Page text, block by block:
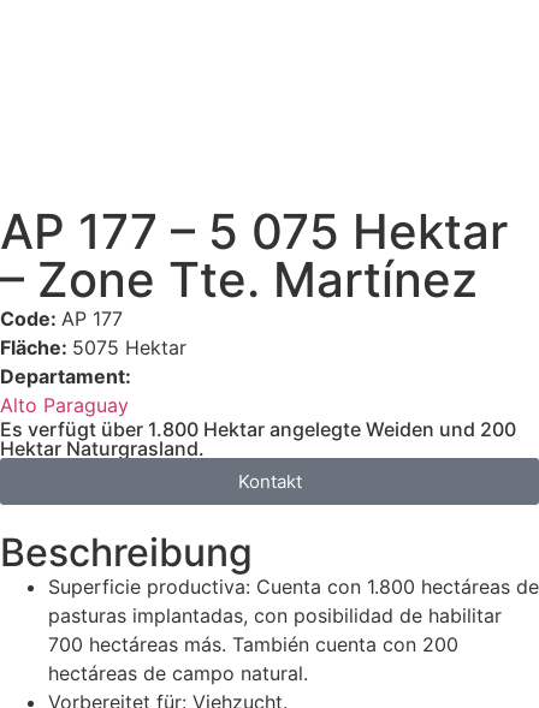
AP 177 – 5 075 Hektar
– Zone Tte. Martínez
Code: AP 177
Fläche: 5075 Hektar
Departament:
Alto Paraguay
Es verfügt über 1.800 Hektar angelegte Weiden und 200
Hektar Naturgrasland.
Kontakt
Beschreibung
Superficie productiva: Cuenta con 1.800 hectáreas de
pasturas implantadas, con posibilidad de habilitar
700 hectáreas más. También cuenta con 200
hectáreas de campo natural.
Vorbereitet für: Viehzucht.